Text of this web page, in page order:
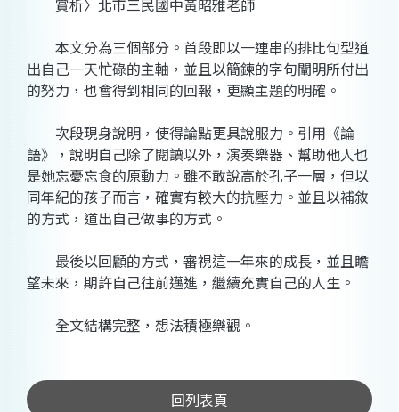
賞析〉北市三民國中黃昭雅老師
本文分為三個部分。首段即以一連串的排比句型道
出自己一天忙碌的主軸，並且以簡鍊的字句闡明所付出
的努力，也會得到相同的回報，更顯主題的明確。
次段現身說明，使得論點更具說服力。引用《論
語》，說明自己除了閱讀以外，演奏樂器、幫助他人也
是她忘憂忘食的原動力。雖不敢說高於孔子一層，但以
同年紀的孩子而言，確實有較大的抗壓力。並且以補敘
的方式，道出自己做事的方式。
最後以回顧的方式，審視這一年來的成長，並且瞻
望未來，期許自己往前邁進，繼續充實自己的人生。
全文結構完整，想法積極樂觀。
回列表頁